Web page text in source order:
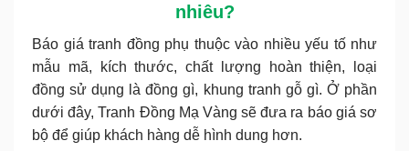
nhiêu?
Báo giá tranh đồng phụ thuộc vào nhiều yếu tố như
mẫu mã, kích thước, chất lượng hoàn thiện, loại
đồng sử dụng là đồng gì, khung tranh gỗ gì. Ở phần
dưới đây, Tranh Đồng Mạ Vàng sẽ đưa ra báo giá sơ
bộ để giúp khách hàng dễ hình dung hơn.